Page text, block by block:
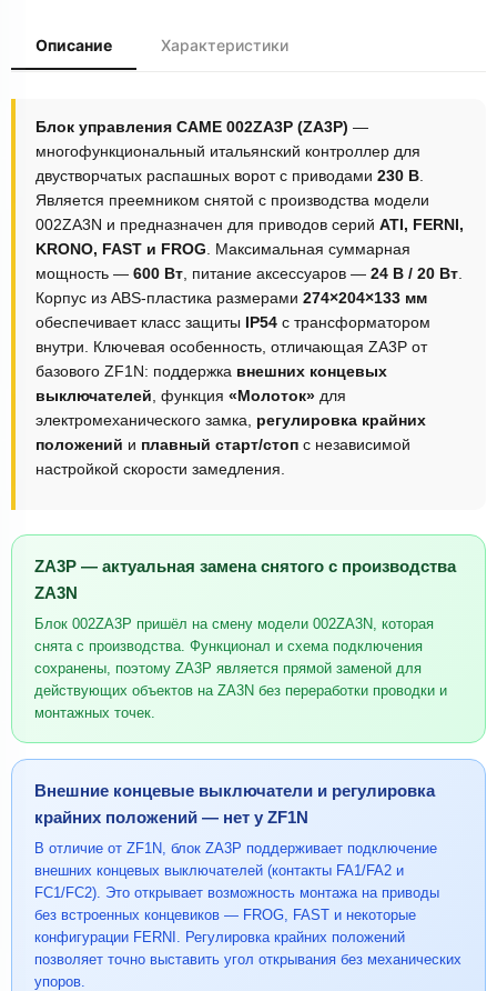
Описание Характеристики
Блок управления CAME 002ZA3P (ZA3P) —
многофункциональный итальянский контроллер для
двустворчатых распашных ворот с приводами 230 В
Является преемником снятой с производства модели
002ZA3N и предназначен для приводов серий ATI, FERNI,
KRONO, FAST и FROG . Максимальная суммарная
мощность — 600 Вт , питание аксессуаров — 24 В / 20 Вт
Корпус из ABS-пластика размерами 274×204×133 мм
обеспечивает класс защиты IP54 с трансформатором
внутри. Ключевая особенность, отличающая ZA3P от
базового ZF1N: поддержка внешних концевых
выключателей , функция «Молоток» для
электромеханического замка, регулировка крайних
положений и плавный старт/стоп с независимой
настройкой скорости замедления.
ZA3P — актуальная замена снятого с производства
ZA3N
Блок 002ZA3P пришёл на смену модели 002ZA3N, которая
снята с производства. Функционал и схема подключения
сохранены, поэтому ZA3P является прямой заменой для
действующих объектов на ZA3N без переработки проводки и
монтажных точек.
Внешние концевые выключатели и регулировка
крайних положений — нет у ZF1N
В отличие от ZF1N, блок ZA3P поддерживает подключение
внешних концевых выключателей (контакты FA1/FA2 и
FC1/FC2). Это открывает возможность монтажа на приводы
без встроенных концевиков — FROG, FAST и некоторые
конфигурации FERNI. Регулировка крайних положений
позволяет точно выставить угол открывания без механических
упоров.